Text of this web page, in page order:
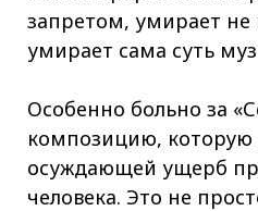
запретом, умирает
умирает сама суть
Особенно больно за
композицию, которую
осуждающей ущерб
человека. Это не